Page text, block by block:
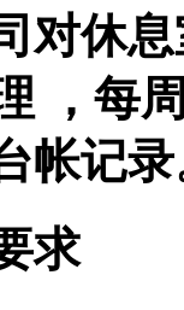
对休
，每
帐记
求